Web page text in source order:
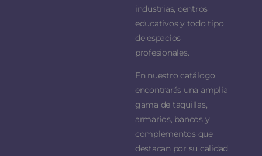
industrias, centros
educativos y todo tipo
de espacios
profesionales.
En nuestro catálogo
encontrarás una amplia
gama de taquillas,
armarios, bancos y
complementos que
destacan por su calidad,